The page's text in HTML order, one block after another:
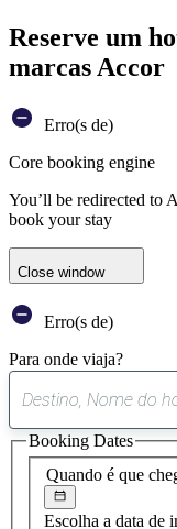
Reserve um
marcas Accor
Erro(s de)
Core booking engine
You’ll be redirected to
book your stay
Close window
Erro(s de)
Para onde viaja?
Quando é que
Escolha a data de
Booking Dates